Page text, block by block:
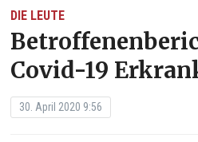
DIE LEUTE
Covid-19
30. April 2020 9:56